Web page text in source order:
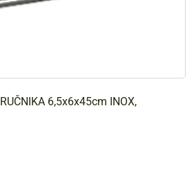
6,5x6x45cm INOX,